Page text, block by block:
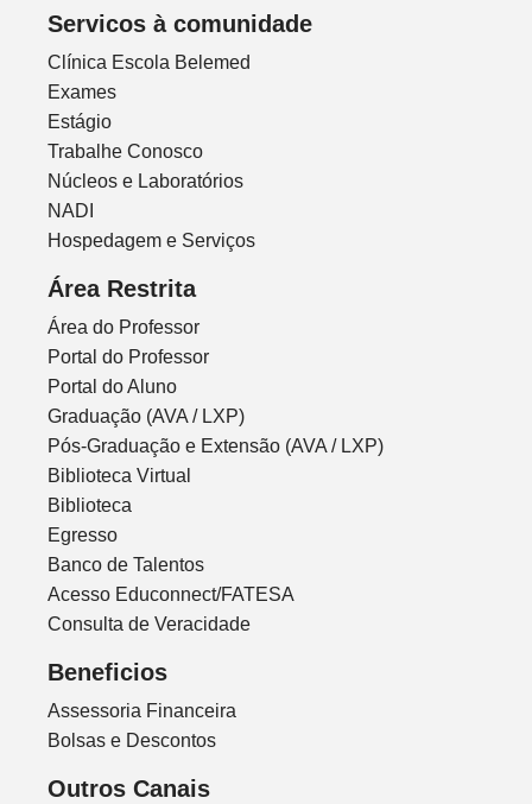
Servicos à comunidade
Clínica Escola Belemed
Exames
Estágio
Trabalhe Conosco
Núcleos e Laboratórios
NADI
Hospedagem e Serviços
Área Restrita
Área do Professor
Portal do Professor
Portal do Aluno
Graduação (AVA / LXP)
Pós-Graduação e Extensão (AVA / LXP)
Biblioteca Virtual
Biblioteca
Egresso
Banco de Talentos
Acesso Educonnect/FATESA
Consulta de Veracidade
Beneficios
Assessoria Financeira
Bolsas e Descontos
Outros Canais